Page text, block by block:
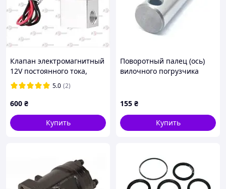
Клапан электромагнитный
12V постоянного тока,
вход/выход 1/4" NPT
5.0 (2)
600 ₴
Купить
Поворотный палец (ось)
вилочного погрузчика
155 ₴
Купить